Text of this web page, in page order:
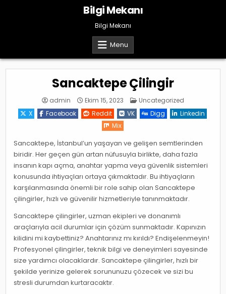
Bilgi Mekanı
Bilgi Mekanı
Menu
Sancaktepe Çilingir
admin Ekim 15, 2023 Posted
Uncategorized
X
Facebook Reddit VK Digg
Linkedin
Mix
Sancaktepe, İstanbul’un yaşayan ve gelişen semtlerinden
biridir. Her geçen gün artan nüfusuyla birlikte, daha fazla
insanın kapı açma, anahtar yapma veya güvenlik sistemleri
konusunda ihtiyaçları ortaya çıkmaktadır. Bu ihtiyaçların
karşılanmasında önemli bir role sahip olan Sancaktepe
çilingirler, hızlı ve güvenilir hizmetleriyle tanınmaktadır.
Sancaktepe çilingirler, uzman ekipleri ve donanımlı
araçlarıyla acil durumlar için çözüm sunmaktadır. Kapınızın
kilidini mi kaybettiniz? Anahtarınız mı kırıldı? Endişelenmeyin!
Profesyonel çilingirler, teknik bilgi ve deneyimleri sayesinde
size yardımcı olacaklardır. Sancaktepe çilingirler, hızlı bir
şekilde yerinize gelerek sorununuzu çözecek ve sizi bu
stresli durumdan kurtaracaktır.